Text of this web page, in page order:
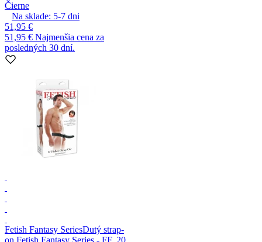
Čierne
Na sklade: 5-7 dni
51,95 €
51,95 € Najmenšia cena za
posledných 30 dní.
Fetish Fantasy SeriesDutý strap-
on Fetish Fantasy Series - FF, 20